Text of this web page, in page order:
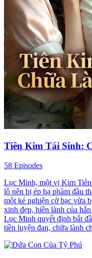
Tiên Kim Tái Sinh:
58 Episodes
Lục Minh, một vị Kim
lồ nên bị ép hạ phàm đầu
một kẻ nghiện cờ bạc vừa
xinh đẹp, hiền lành của
Lục Minh quyết định bắt
tiền luyện đan, chữa lành